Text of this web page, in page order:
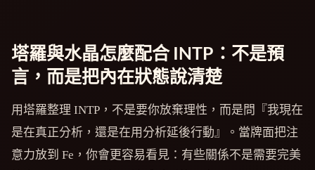
塔羅與水晶怎麼配合 INTP：不是預
言，而是把內在狀態說清楚
用塔羅整理 INTP，不是要你放棄理性，而是問『我現在
是在真正分析，還是在用分析延後行動』。當牌面把注
意力放到 Fe，你會更容易看見：有些關係不是需要完美